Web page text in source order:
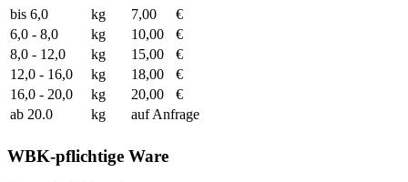
bis 6,0
kg 7,00
€
6,0 - 8,0
kg 10,00
€
8,0 - 12,0
kg 15,00
€
12,0 - 16,0
kg 18,00
€
16,0 - 20,0
kg 20,00
€
ab 20.0
kg auf Anfrage
WBK-pflichtige Ware